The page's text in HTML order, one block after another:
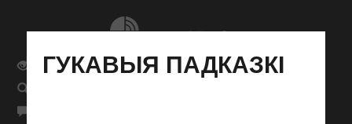
ГУКАВЫЯ ПАДКАЗКІ
Звычайная версія сайта